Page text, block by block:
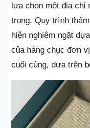
lựa chọn một địa chỉ
trọng. Quy trình
hiện nghiêm ngặt
của hàng chục đơn
cuối cùng, dựa trên